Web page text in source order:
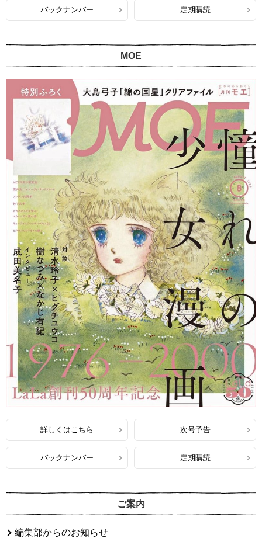
バックナンバー 定期購読
MOE
詳しくはこちら 次号予告
バックナンバー 定期購読
ご案内
編集部からのお知らせ